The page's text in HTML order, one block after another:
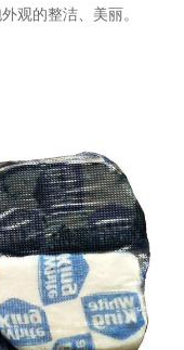
观的整洁、美丽。